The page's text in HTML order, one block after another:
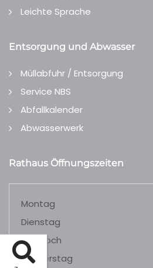
Leichte Sprache
Entsorgung und Abwasser
Müllabfuhr / Entsorgung
Service NBS
Abfallkalender
Abwasserwerk
Rathaus Öffnungszeiten
Montag
Dienstag
Mittwoch
Donnerstag